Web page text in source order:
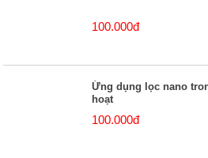
100.000đ
Ứng dụng lọc nano
hoạt
100.000đ